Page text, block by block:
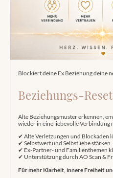
Blockiert deine Ex Beziehung deine
Beziehungs-
Alte Beziehungsmuster erkennen,
wieder in eine liebevolle Verbindung
✔ Alte Verletzungen und Blockaden
✔ Selbstwert und Selbstliebe stärken
✔ Ex-Partner- und Familienthemen
✔ Unterstützung durch AO Scan &
Für mehr Klarheit, innere Freiheit